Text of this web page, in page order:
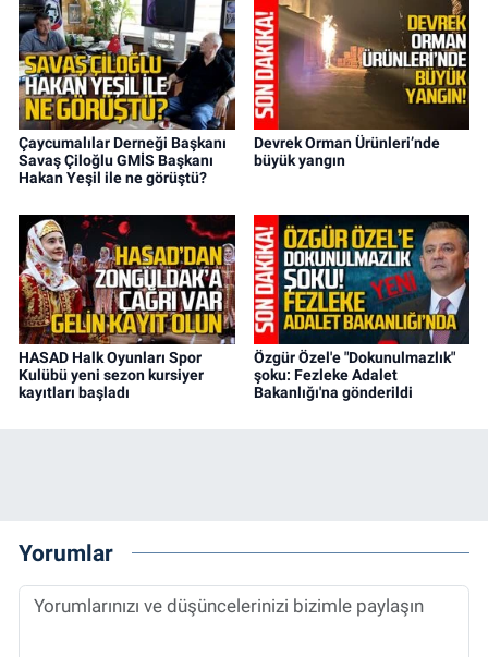
Çaycumalılar Derneği Başkanı
Savaş Çiloğlu GMİS Başkanı
Hakan Yeşil ile ne görüştü?
Devrek Orman Ürünleri’nde
büyük yangın
HASAD Halk Oyunları Spor
Kulübü yeni sezon kursiyer
kayıtları başladı
Özgür Özel'e "Dokunulmazlık"
şoku: Fezleke Adalet
Bakanlığı'na gönderildi
Yorumlar